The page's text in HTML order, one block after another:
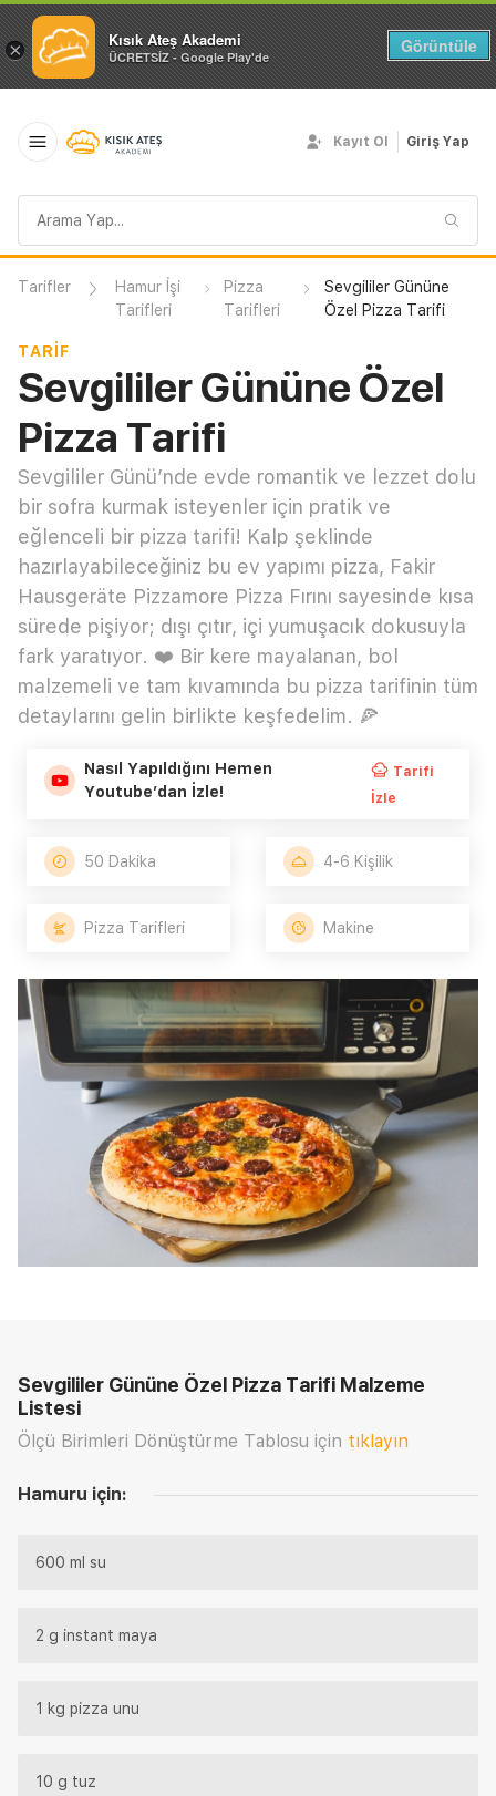
× Kısık Ateş Akademi
ÜCRETSİZ - Google Play'de
Görüntüle
sorgusu
Kayıt Ol Giriş Yap
Tarifler
Hamur İşi
Tarifleri
Pizza
Tarifleri
Sevgililer Gününe
Özel Pizza Tarifi
TARIF
Sevgililer Gününe Özel
Pizza Tarifi
Sevgililer Günü’nde evde romantik ve lezzet dolu
bir sofra kurmak isteyenler için pratik ve
eğlenceli bir pizza tarifi! Kalp şeklinde
hazırlayabileceğiniz bu ev yapımı pizza, Fakir
Hausgeräte Pizzamore Pizza Fırını sayesinde kısa
sürede pişiyor; dışı çıtır, içi yumuşacık dokusuyla
fark yaratıyor. ❤️ Bir kere mayalanan, bol
malzemeli ve tam kıvamında bu pizza tarifinin tüm
detaylarını gelin birlikte keşfedelim. 🍕
Nasıl Yapıldığını Hemen
Youtube’dan İzle!
Tarifi
İzle
50 Dakika 4-6 Kişilik
Pizza Tarifleri Makine
Sevgililer Gününe Özel Pizza Tarifi Malzeme
Listesi
Ölçü Birimleri Dönüştürme Tablosu için tıklayın
Hamuru için:
600 ml su
2 g instant maya
1 kg pizza unu
10 g tuz